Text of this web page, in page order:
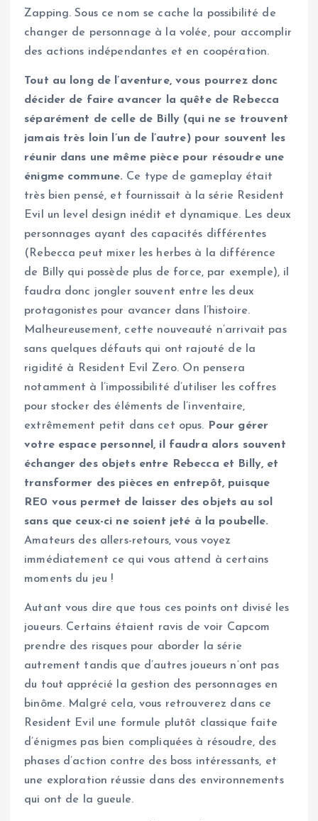
Zapping. Sous ce nom se cache la possibilité de
changer de personnage à la volée, pour accomplir
des actions indépendantes et en coopération.
Tout au long de l’aventure, vous pourrez donc
décider de faire avancer la quête de Rebecca
séparément de celle de Billy (qui ne se trouvent
jamais très loin l’un de l’autre) pour souvent les
réunir dans une même pièce pour résoudre une
énigme commune. Ce type de gameplay était
très bien pensé, et fournissait à la série Resident
Evil un level design inédit et dynamique. Les deux
personnages ayant des capacités différentes
(Rebecca peut mixer les herbes à la différence
de Billy qui possède plus de force, par exemple), il
faudra donc jongler souvent entre les deux
protagonistes pour avancer dans l’histoire.
Malheureusement, cette nouveauté n’arrivait pas
sans quelques défauts qui ont rajouté de la
rigidité à Resident Evil Zero. On pensera
notamment à l’impossibilité d’utiliser les coffres
pour stocker des éléments de l’inventaire,
extrêmement petit dans cet opus. Pour gérer
votre espace personnel, il faudra alors souvent
échanger des objets entre Rebecca et Billy, et
transformer des pièces en entrepôt, puisque
RE0 vous permet de laisser des objets au sol
sans que ceux-ci ne soient jeté à la poubelle.
Amateurs des allers-retours, vous voyez
immédiatement ce qui vous attend à certains
moments du jeu !
Autant vous dire que tous ces points ont divisé les
joueurs. Certains étaient ravis de voir Capcom
prendre des risques pour aborder la série
autrement tandis que d’autres joueurs n’ont pas
du tout apprécié la gestion des personnages en
binôme. Malgré cela, vous retrouverez dans ce
Resident Evil une formule plutôt classique faite
d’énigmes pas bien compliquées à résoudre, des
phases d’action contre des boss intéressants, et
une exploration réussie dans des environnements
qui ont de la gueule.